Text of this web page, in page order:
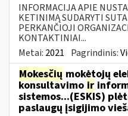
INFORMACIJA APIE
KETINIMĄ SUDARYTI
PERKANČIOJI
KONTAKTINIAI...
Metai: 2021 Pagrindinis:
Mokesčių mokėtojų
konsultavimo ir
sistemos...(ESKIS)
paslaugų įsigijimo